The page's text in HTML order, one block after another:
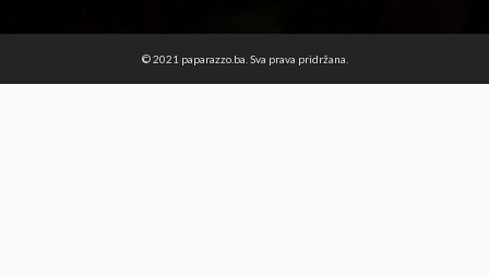
© 2021 paparazzo.ba. Sva prava pridržana.